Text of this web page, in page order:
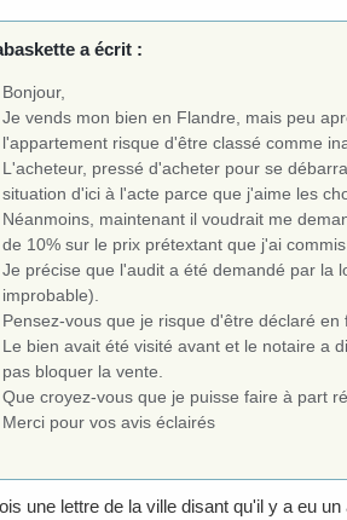
a écrit :
Bonjour,
Je vends mon bien en Flandre, mais peu
l'appartement risque d'être classé comme
L'acheteur, pressé d'acheter pour se
situation d'ici à l'acte parce que j'aime les
Néanmoins, maintenant il voudrait me
de 10% sur le prix prétextant que j'ai
Je précise que l'audit a été demandé par la
improbable).
Pensez-vous que je risque d'être déclaré en
Le bien avait été visité avant et le notaire a
pas bloquer la vente.
Que croyez-vous que je puisse faire à part
Merci pour vos avis éclairés
une lettre de la ville disant qu'il y a eu